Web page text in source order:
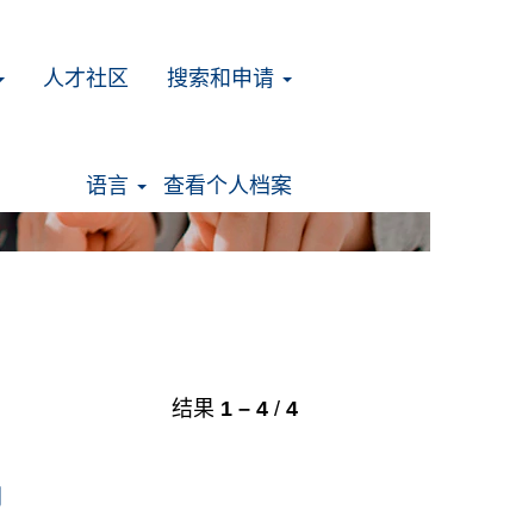
人才社区 搜索和申请
语言 查看个人档案
清除
结果 1 – 4 / 4